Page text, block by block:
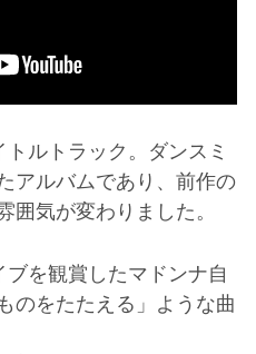
ルトラック。ダンスミ
アルバムであり、前作の
囲気が変わりました。
を観賞したマドンナ自
のをたたえる」ような曲